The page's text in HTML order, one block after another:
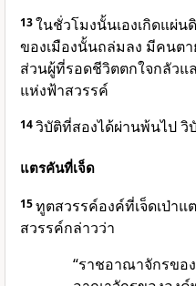
13ในชั่วโมงนั้นเองเกิดแผ่
ของเมืองนั้นถล่มลง มีคนต
ส่วนผู้ที่รอดชีวิตตกใจกลัวแ
แห่งฟ้าสวรรค์
14วิบัติที่สองได้ผ่านพ้นไป
แตรคันที่เจ็ด
15ทูตสวรรค์องค์ที่เจ็ดเป่าแ
สวรรค์กล่าวว่า
“ราชอาณาจักรขอ